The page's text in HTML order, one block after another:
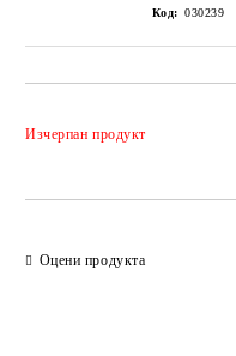
Код: 030239
Изчерпан продукт
Оцени продукта